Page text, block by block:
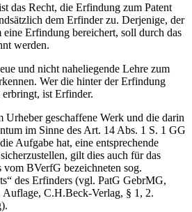
das Recht, die Erfindung zum Patent
dem Erfinder zu. Derjenige, der
Erfindung bereichert, soll durch das
werden.
und nicht naheliegende Lehre zum
Wer die hinter der Erfindung
ist Erfinder.
Urheber geschaffene Werk und die darin
im Sinne des Art. 14 Abs. 1 S. 1 GG
Aufgabe hat, eine entsprechende
gilt dies auch für das
vom BVerfG bezeichneten sog.
des Erfinders (vgl. PatG GebrMG,
Auflage, C.H.Beck-Verlag, § 1, 2.